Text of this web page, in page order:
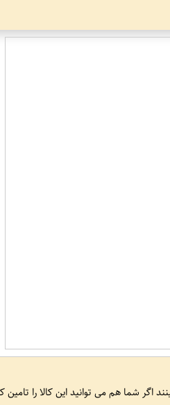
اگر شما هم می توانید این کالا را تامین